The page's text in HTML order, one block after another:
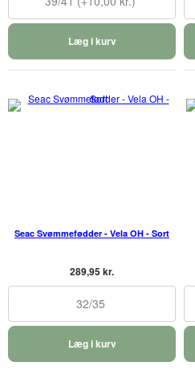
Læg i kurv
Seac Svømmefødder - Vela OH - Sort
289,95 kr.
32/35
Læg i kurv